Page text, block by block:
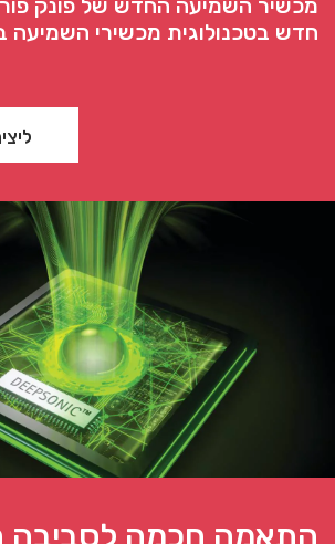
מכשיר השמיעה החדש של פונק
חדש בטכנולוגית מכשירי השמיעה